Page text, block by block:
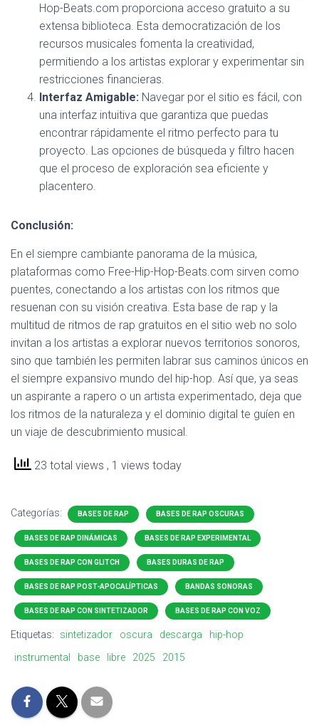
Hop-Beats.com proporciona acceso gratuito a su
extensa biblioteca. Esta democratización de los
recursos musicales fomenta la creatividad,
permitiendo a los artistas explorar y experimentar sin
restricciones financieras.
Interfaz Amigable: Navegar por el sitio es fácil, con
una interfaz intuitiva que garantiza que puedas
encontrar rápidamente el ritmo perfecto para tu
proyecto. Las opciones de búsqueda y filtro hacen
que el proceso de exploración sea eficiente y
placentero.
Conclusión:
En el siempre cambiante panorama de la música,
plataformas como Free-Hip-Hop-Beats.com sirven como
puentes, conectando a los artistas con los ritmos que
resuenan con su visión creativa. Esta base de rap y la
multitud de ritmos de rap gratuitos en el sitio web no solo
invitan a los artistas a explorar nuevos territorios sonoros,
sino que también les permiten labrar sus caminos únicos en
el siempre expansivo mundo del hip-hop. Así que, ya seas
un aspirante a rapero o un artista experimentado, deja que
los ritmos de la naturaleza y el dominio digital te guíen en
un viaje de descubrimiento musical.
23 total views , 1 views today
Categorías: BASES DE RAP BASES DE RAP OSCURAS
BASES DE RAP DINÁMICAS BASES DE RAP EXPERIMENTAL
BASES DE RAP CON GLITCH BASES DURAS DE RAP
BASES DE RAP POST-APOCALÍPTICAS BANDAS SONORAS
BASES DE RAP CON SINTETIZADOR BASES DE RAP CON VOZ
Etiquetas: sintetizador oscura descarga
hip-hop
instrumental
base libre 2025 2015